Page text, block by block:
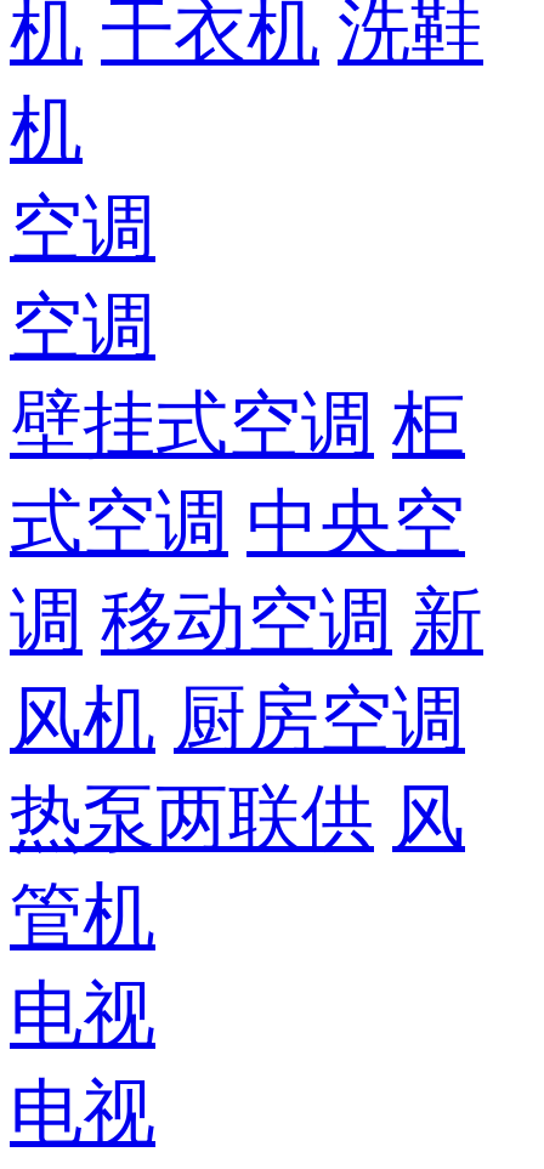
机 干衣机 洗鞋
机
空调
空调
壁挂式空调 柜
式空调 中央空
调 移动空调 新
风机 厨房空调
热泵两联供 风
管机
电视
电视